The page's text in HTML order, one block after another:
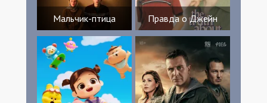
Мальчик-птица Правда о Джейн